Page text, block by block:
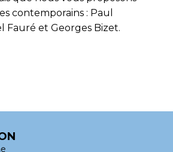
contemporains : Paul
Fauré et Georges Bizet.